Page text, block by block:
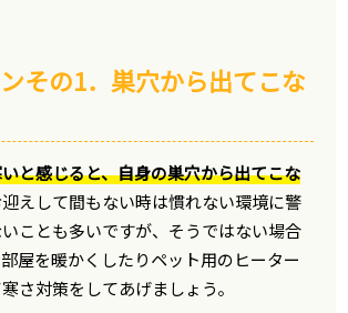
その1．巣穴から出てこな
と感じると、自身の巣穴から出てこな
えして間もない時は慣れない環境に警
ことも多いですが、そうではない場合
屋を暖かくしたりペット用のヒーター
さ対策をしてあげましょう。